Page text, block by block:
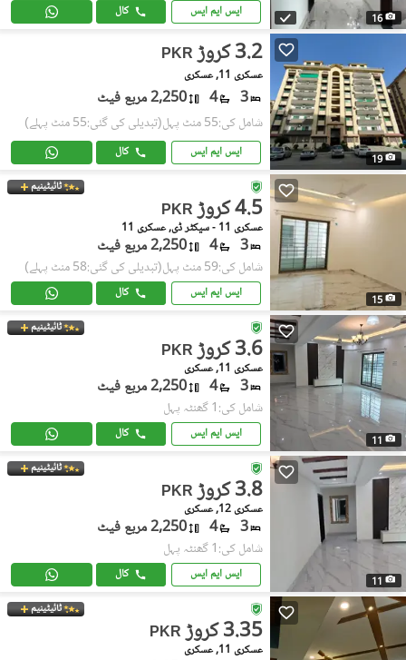
16 ایس ایم ایس کال
19
PKR 3.2 کروڑ
عسکری 11, عسکری
3
4 2,250 مربع فیٹ
شامل کی:55 منٹ پہل (تبدیلی کی گئی:55 منٹ پہلے)
ایس ایم ایس کال
15
ٹائیٹینیم
PKR 4.5 کروڑ
عسکری 11 - سیکٹر ڈی, عسکری 11
3
4 2,250 مربع فیٹ
شامل کی:59 منٹ پہل (تبدیلی کی گئی:58 منٹ پہلے)
ایس ایم ایس کال
11
ٹائیٹینیم
PKR 3.6 کروڑ
عسکری 11, عسکری
3
4 2,250 مربع فیٹ
شامل کی:1 گھنٹہ پہل
ایس ایم ایس کال
11
ٹائیٹینیم
PKR 3.8 کروڑ
عسکری 12, عسکری
3
4 2,250 مربع فیٹ
شامل کی:1 گھنٹہ پہل
ایس ایم ایس کال
ٹائیٹینیم
PKR 3.35 کروڑ
عسکری 11, عسکری